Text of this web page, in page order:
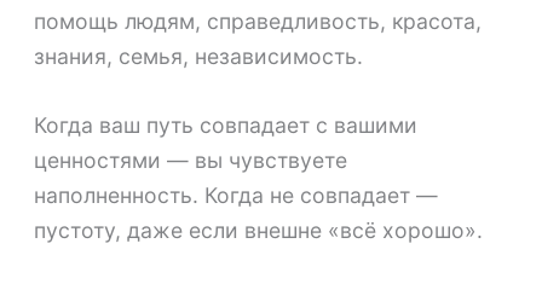
помощь людям, справедливость, красота,
знания, семья, независимость.
Когда ваш путь совпадает с вашими
ценностями — вы чувствуете
наполненность. Когда не совпадает —
пустоту, даже если внешне «всё хорошо».